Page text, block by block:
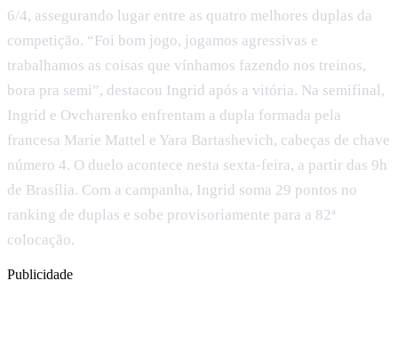
6/4, assegurando lugar entre as quatro melhores duplas da
competição. “Foi bom jogo, jogamos agressivas e
trabalhamos as coisas que vínhamos fazendo nos treinos,
bora pra semi”, destacou Ingrid após a vitória. Na semifinal,
Ingrid e Ovcharenko enfrentam a dupla formada pela
francesa Marie Mattel e Yara Bartashevich, cabeças de chave
número 4. O duelo acontece nesta sexta-feira, a partir das 9h
de Brasília. Com a campanha, Ingrid soma 29 pontos no
ranking de duplas e sobe provisoriamente para a 82ª
colocação.
Publicidade